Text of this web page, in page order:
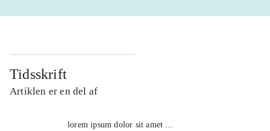
Tidsskrift
Artiklen er en del af
lorem ipsum dolor sit amet ...